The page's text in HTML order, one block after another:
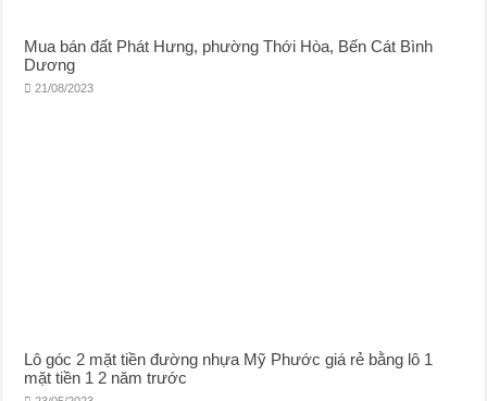
Mua bán đất Phát Hưng, phường Thới Hòa, Bến Cát Bình
Dương
21/08/2023
Lô góc 2 mặt tiền đường nhựa Mỹ Phước giá rẻ bằng lô 1
mặt tiền 1 2 năm trước